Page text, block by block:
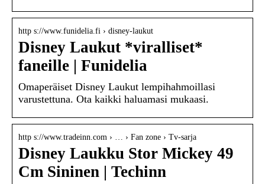
http s://www.funidelia.fi › disney-laukut
Disney Laukut *viralliset*
faneille | Funidelia
Omaperäiset Disney Laukut lempihahmoillasi
varustettuna. Ota kaikki haluamasi mukaasi.
http s://www.tradeinn.com › … › Fan zone › Tv-sarja
Disney Laukku Stor Mickey 49
Cm Sininen | Techinn